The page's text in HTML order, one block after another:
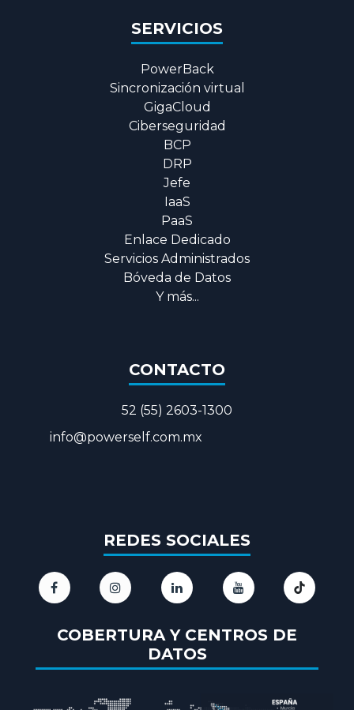
SERVICIOS
PowerBack
Sincronización virtual
GigaCloud
Ciberseguridad
BCP
DRP
Jefe
IaaS
PaaS
Enlace Dedicado
Servicios Administrados
Bóveda de Datos
Y más...
CONTACTO
52 (55) 2603-1300
​info@powerself.com.mx
REDES SOCIALES
COBERTURA Y CENTROS DE
DATOS